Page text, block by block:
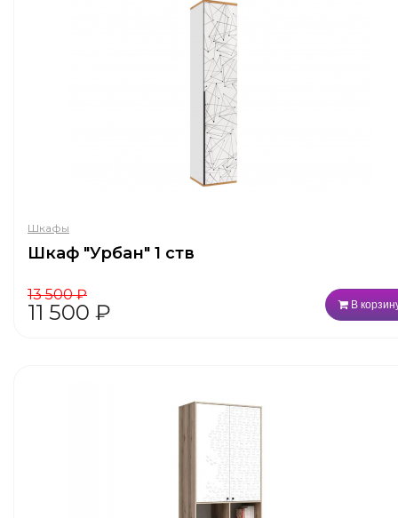
Шкафы
Шкаф "Урбан" 1 ств
13 500₽
11 500 ₽ В